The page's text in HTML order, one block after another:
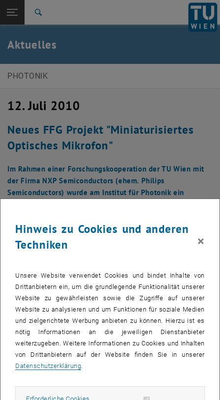
TU Login
Quicklinks
Quicklinks-Menü umschalten
Studium
Karriere
Zur 1. Menü Ebene
E387-Institut für Photonik
Aktuelles
Galerie
Aktuelles
PHOTONIK
12. Juli 2010
Neues FFG Projekt "Miniaturisiertes
Optisches Mikrofon"
Im Rahmen einer Forschungskooperation der TU Wien mit
der Firma NXP Semiconductors (ehem. Philips
Semiconductors) wurde am Institut für Photonik ein
Hinweis zu Cookies und anderen
Techniken
×
Unsere Website verwendet Cookies und bindet Inhalte von
Drittanbietern ein, um die grundlegende Funktionalität unserer
Website zu gewährleisten sowie die Zugriffe auf unserer
Website zu analysieren und um Funktionen für soziale Medien
und zielgerichtete Werbung anbieten zu können. Hierzu ist es
nötig Informationen an die jeweiligen Dienstanbieter
weiterzugeben. Weitere Informationen zu Cookies und Inhalten
von Drittanbietern auf der Website finden Sie in unserer
Datenschutzerklärung.
Erforderliche Cookies zulassen